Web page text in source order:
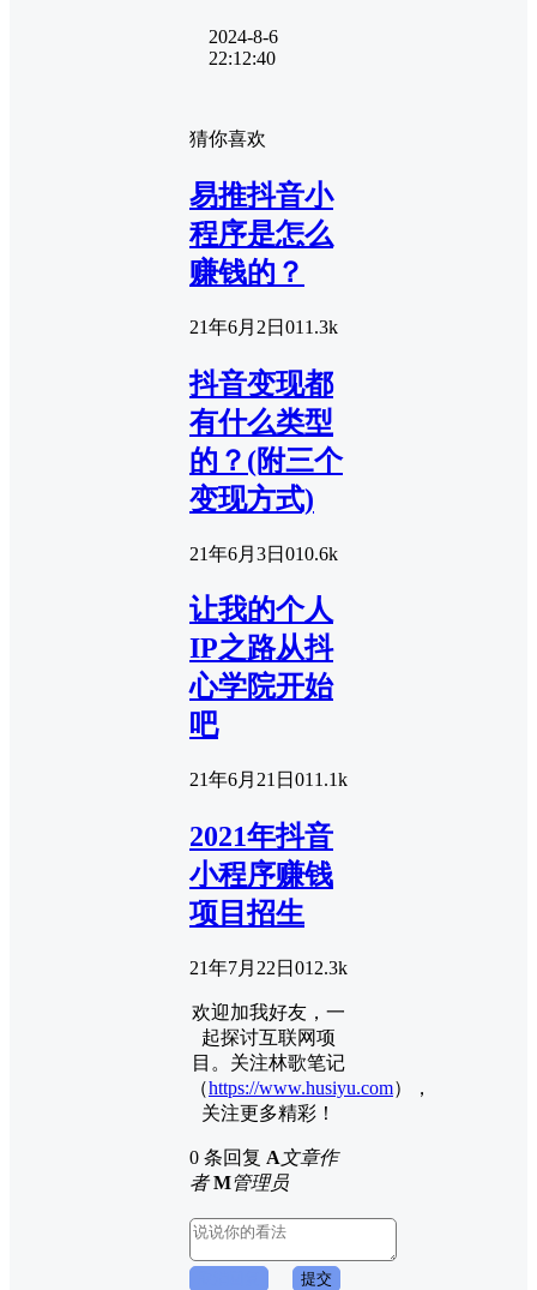
2024-8-6
22:12:40
猜你喜欢
易推抖音小
程序是怎么
赚钱的？
21年6月2日 011.3k
抖音变现都
有什么类型
的？(附三个
变现方式)
21年6月3日 010.6k
让我的个人
IP之路从抖
心学院开始
吧
21年6月21日 011.1k
2021年抖音
小程序赚钱
项目招生
21年7月22日 012.3k
欢迎加我好友，一
起探讨互联网项
目。关注林歌笔记
（https://www.husiyu.com），
关注更多精彩！
0 条回复 A文章作
者 M管理员
提交